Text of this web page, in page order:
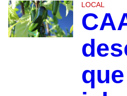
LOCAL
que